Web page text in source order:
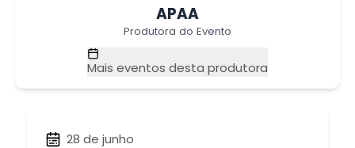
APAA
Produtora do Evento
Mais eventos desta produtora
28 de junho